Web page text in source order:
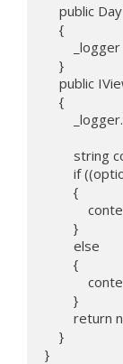
public
    {
    }
public
    {
if
        {
        }
        else
        {
        }
    }
}